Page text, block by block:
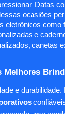
Datas
ocasiões
eletrônicos
e
canetas
Melhores
e